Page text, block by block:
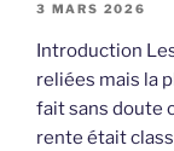
3 MARS 2026
Introduction
reliées mais la
fait sans doute
rente était